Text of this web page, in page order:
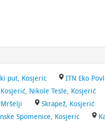
put, Kosjeric ITN Eko
Nikole Tesle, Kosjerić
Mršelji Skrapež, Kosjerić
Spomenice, Kosjeric